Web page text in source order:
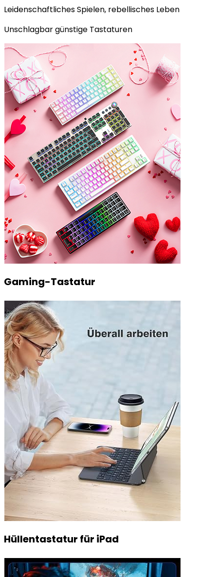
Leidenschaftliches Spielen, rebellisches Leben
Unschlagbar günstige Tastaturen
Gaming-Tastatur
Hüllentastatur für iPad